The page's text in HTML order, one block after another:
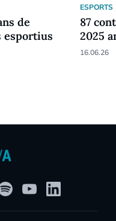
de
esportius
ESPORTS
87
2025
16.06.26